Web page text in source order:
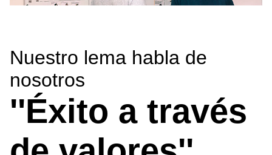
Nuestro lema habla de
nosotros
''Éxito a través